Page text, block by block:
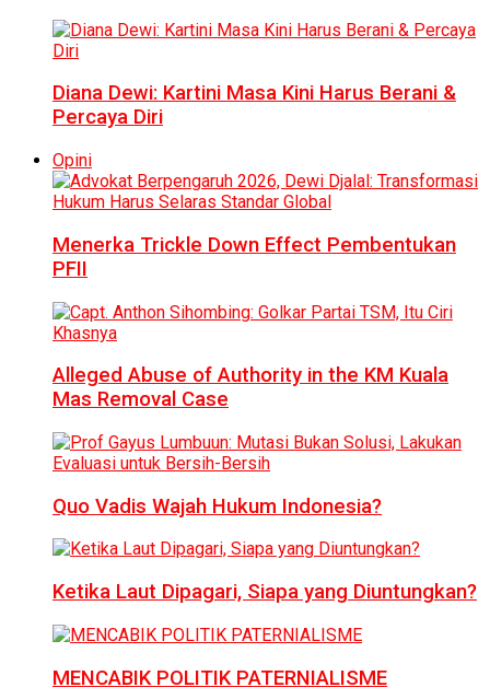
Diana Dewi: Kartini Masa Kini Harus Berani &
Percaya Diri
Opini
Menerka Trickle Down Effect Pembentukan
PFII
Alleged Abuse of Authority in the KM Kuala
Mas Removal Case
Quo Vadis Wajah Hukum Indonesia?
Ketika Laut Dipagari, Siapa yang Diuntungkan?
MENCABIK POLITIK PATERNIALISME